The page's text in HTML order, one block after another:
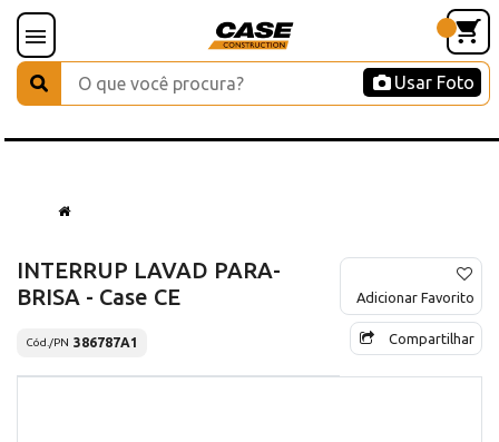
Usar Foto
INTERRUP LAVAD PARA-
BRISA - Case CE
Cód./PN 386787A1
Adicionar Favorito
Compartilhar